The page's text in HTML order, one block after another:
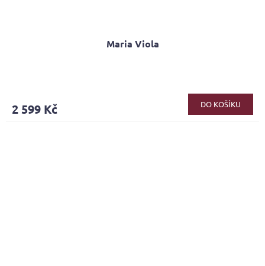
Maria Viola
je
2 599 Kč DO KOŠÍKU